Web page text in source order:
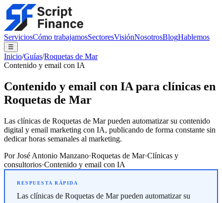
ServiciosCómo trabajamosSectoresVisiónNosotrosBlogHablemos
☰
Inicio/Guías/Roquetas de Mar
Contenido y email con IA
Contenido y email con IA para clínicas en
Roquetas de Mar
Las clínicas de Roquetas de Mar pueden automatizar su contenido
digital y email marketing con IA, publicando de forma constante sin
dedicar horas semanales al marketing.
PorJosé Antonio Manzano·Roquetas de Mar·Clínicas y
consultorios·Contenido y email con IA
Las clínicas de Roquetas de Mar pueden automatizar su